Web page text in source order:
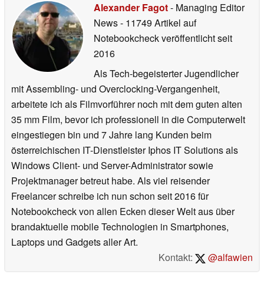
Alexander Fagot- Managing Editor
News- 11749 Artikel auf
Notebookcheck veröffentlichtseit
2016
Als Tech-begeisterter Jugendlicher
mit Assembling- und Overclocking-Vergangenheit,
arbeitete ich als Filmvorführer noch mit dem guten alten
35 mm Film, bevor ich professionell in die Computerwelt
eingestiegen bin und 7 Jahre lang Kunden beim
österreichischen IT-Dienstleister Iphos IT Solutions als
Windows Client- und Server-Administrator sowie
Projektmanager betreut habe. Als viel reisender
Freelancer schreibe ich nun schon seit 2016 für
Notebookcheck von allen Ecken dieser Welt aus über
brandaktuelle mobile Technologien in Smartphones,
Laptops und Gadgets aller Art.
Kontakt:
@alfawien